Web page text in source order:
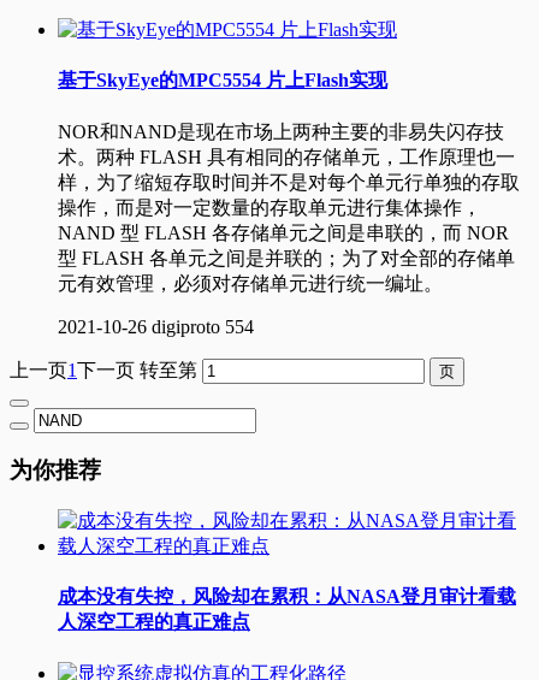
基于SkyEye的MPC5554 片上Flash实现
NOR和NAND是现在市场上两种主要的非易失闪存技
术。两种 FLASH 具有相同的存储单元，工作原理也一
样，为了缩短存取时间并不是对每个单元行单独的存取
操作，而是对一定数量的存取单元进行集体操作，
NAND 型 FLASH 各存储单元之间是串联的，而 NOR
型 FLASH 各单元之间是并联的；为了对全部的存储单
元有效管理，必须对存储单元进行统一编址。
2021-10-26 digiproto 554
上一页1下一页 转至第
为你推荐
成本没有失控，风险却在累积：从NASA登月审计看载
人深空工程的真正难点